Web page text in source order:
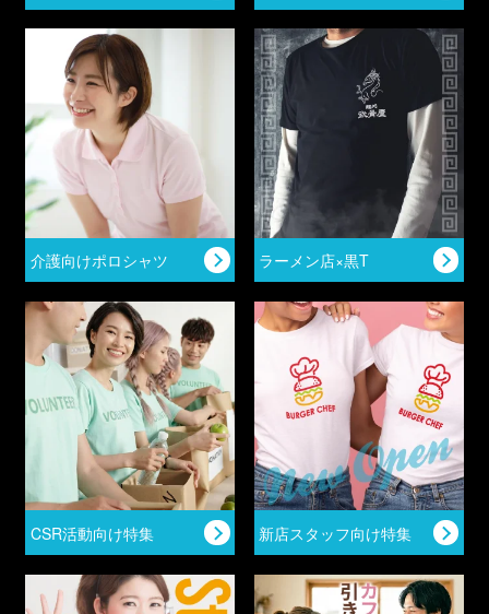
介護向けポロシャツ ラーメン店×黒T
CSR活動向け特集 新店スタッフ向け特集